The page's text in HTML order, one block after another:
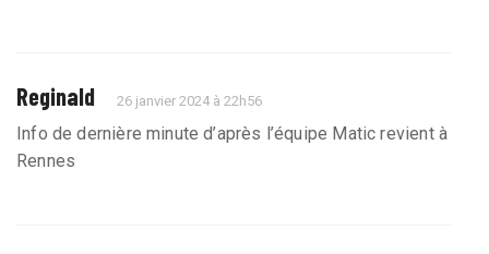
Reginald 26 janvier 2024 à 22h56
Info de dernière minute d’après l’équipe Matic revient à
Rennes